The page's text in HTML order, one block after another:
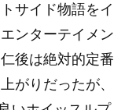
サイド物語をイ
ンターテイメン
後は絶対的定番
がりだったが、